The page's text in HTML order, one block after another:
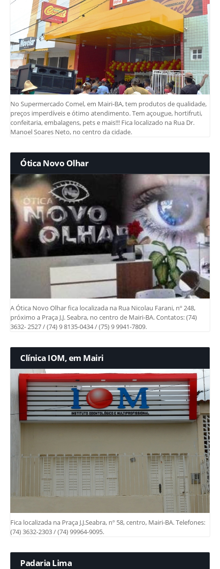
No Supermercado Comel, em Mairi-BA, tem produtos de qualidade,
preços imperdíveis e ótimo atendimento. Tem açougue, hortifruti,
confeitaria, embalagens, pets e mais!!! Fica localizado na Rua Dr.
Manoel Soares Neto, no centro da cidade.
Ótica Novo Olhar
A Ótica Novo Olhar fica localizada na Rua Nicolau Farani, nº 248,
próximo a Praça J.J. Seabra, no centro de Mairi-BA. Contatos: (74)
3632- 2527 / (74) 9 8135-0434 / (75) 9 9941-7809.
Clínica IOM, em Mairi
Fica localizada na Praça J.J.Seabra, nº 58, centro, Mairi-BA. Telefones:
(74) 3632-2303 / (74) 99964-9095.
Padaria Lima